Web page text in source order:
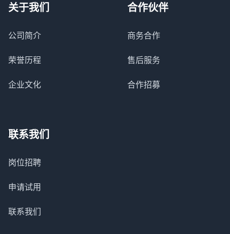
关于我们
公司简介
荣誉历程
企业文化
合作伙伴
商务合作
售后服务
合作招募
联系我们
岗位招聘
申请试用
联系我们